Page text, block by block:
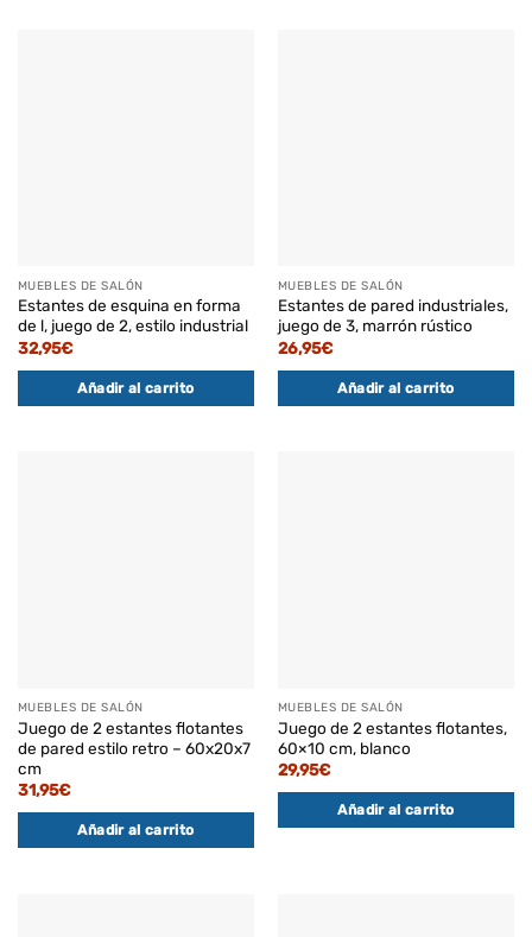
MUEBLES DE SALÓN
Estantes de esquina en forma
de l, juego de 2, estilo industrial
32,95€
Añadir al carrito
MUEBLES DE SALÓN
Estantes de pared industriales,
juego de 3, marrón rústico
26,95€
Añadir al carrito
MUEBLES DE SALÓN
Juego de 2 estantes flotantes
de pared estilo retro – 60x20x7
cm
31,95€
Añadir al carrito
MUEBLES DE SALÓN
Juego de 2 estantes flotantes,
60×10 cm, blanco
29,95€
Añadir al carrito